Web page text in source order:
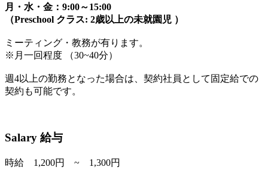
月・水・金：9:00～15:00
（Preschool クラス: 2歳以上の未就園児 ）
ミーティング・教務が有ります。
※月一回程度 （30~40分）
週4以上の勤務となった場合は、契約社員として固定給での
契約も可能です。
Salary 給与
時給 1,200円 ~ 1,300円